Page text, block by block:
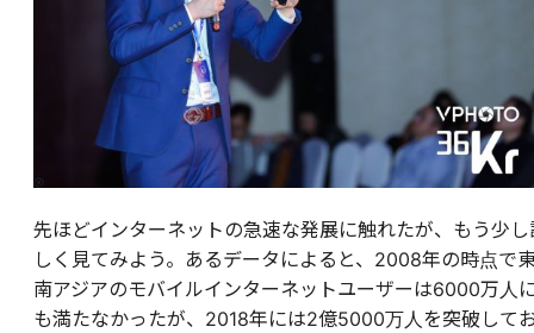
先ほどインターネットの急速な発展に触れたが、もう少し
しく見てみよう。あるデータによると、2008年の時点で
南アジアのモバイルインターネットユーザーは6000万人
も満たなかったが、2018年には2億5000万人を突破して